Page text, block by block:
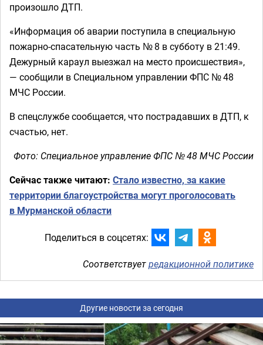
произошло ДТП.
«Информация об аварии поступила в специальную
пожарно-спасательную часть № 8 в субботу в 21:49.
Дежурный караул выезжал на место происшествия»,
— сообщили в Специальном управлении ФПС № 48
МЧС России.
В спецслужбе сообщается, что пострадавших в ДТП, к
счастью, нет.
Фото: Специальное управление ФПС № 48 МЧС России
Сейчас также читают: Стало известно, за какие
территории благоустройства могут проголосовать
в Мурманской области
Поделиться в соцсетях:
Соответствуетредакционной политике
Другие новости за сегодня